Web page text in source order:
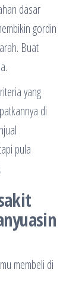
dasar
gordin
Buat
yang
di
pula
membeli di